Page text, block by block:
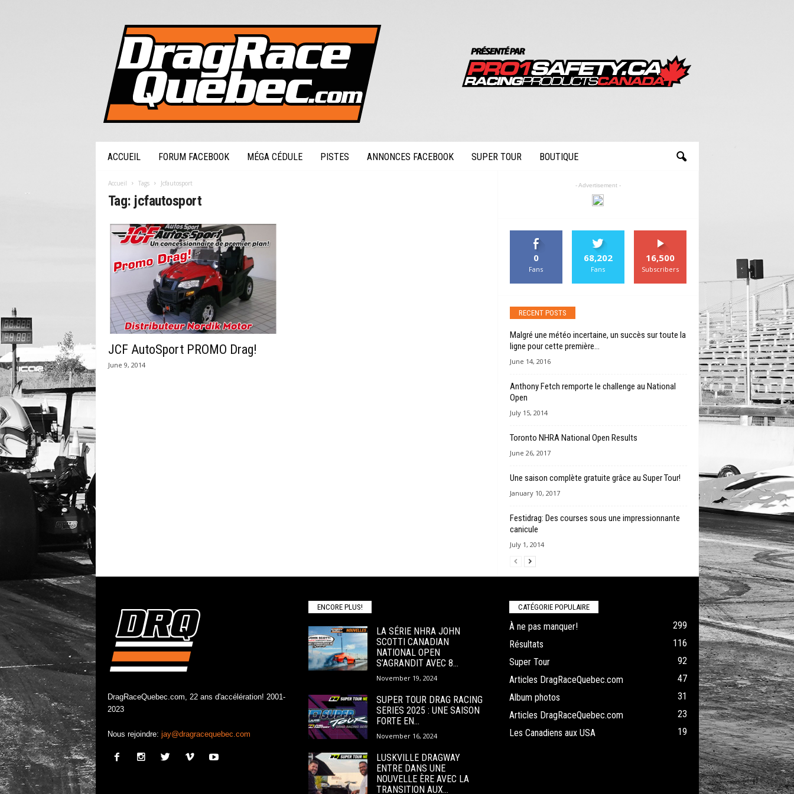
ACCUEIL FORUM FACEBOOK MÉGA CÉDULE PISTES ANNONCES FACEBOOK SUPER TOUR BOUTIQUE
Accueil Tags Jcfautosport
Tag: jcfautosport
JCF AutoSport PROMO Drag!
June 9, 2014
- Advertisement -
0
Fans
68,202
Fans
16,500
Subscribers
RECENT POSTS
Malgré une météo incertaine, un succès sur toute la
ligne pour cette première...
June 14, 2016
Anthony Fetch remporte le challenge au National
Open
July 15, 2014
Toronto NHRA National Open Results
June 26, 2017
Une saison complète gratuite grâce au Super Tour!
January 10, 2017
Festidrag: Des courses sous une impressionnante
canicule
July 1, 2014
DragRaceQuebec.com, 22 ans d'accélération! 2001-
2023
Nous rejoindre: jay@dragracequebec.com
ENCORE PLUS!
LA SÉRIE NHRA JOHN
SCOTTI CANADIAN
NATIONAL OPEN
S’AGRANDIT AVEC 8...
November 19, 2024
SUPER TOUR DRAG RACING
SERIES 2025 : UNE SAISON
FORTE EN...
November 16, 2024
LUSKVILLE DRAGWAY
ENTRE DANS UNE
NOUVELLE ÈRE AVEC LA
TRANSITION AUX...
CATÉGORIE POPULAIRE
À ne pas manquer!
299
Résultats
116
Super Tour
92
Articles DragRaceQuebec.com
47
Album photos
31
Articles DragRaceQuebec.com
23
Les Canadiens aux USA
19